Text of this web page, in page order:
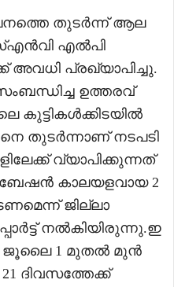
തുടർന്ന് ആല
എൽപി
അവധി പ്രഖ്യാപിച്ചു.
ഉത്തരവ്
കുട്ടികൾക്കിടയിൽ
തുടർന്നാണ് നടപടി
വ്യാപിക്കുന്നത്
കാലയളവായ 2
ജില്ലാ
നൽകിയിരുന്നു.ഇ
ജൂലൈ 1 മുതൽ മുൻ
ദിവസത്തേക്ക്